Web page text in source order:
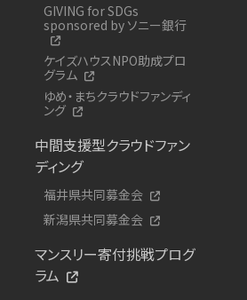
GIVING for SDGs
sponsored by ソニー銀行
ケイズハウスNPO助成プロ
グラム
ゆめ・まちクラウドファンディ
ング
中間支援型クラウドファン
ディング
福井県共同募金会
新潟県共同募金会
マンスリー寄付挑戦プログ
ラム